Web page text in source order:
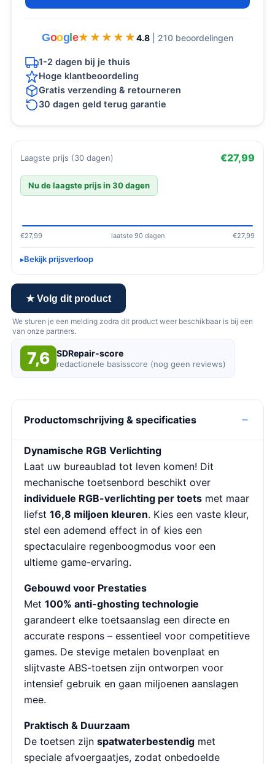
Goog e★★★★★
★★★★★ 4.8 | 210 beoordelingen
1-2 dagen bij je thuis
Hoge klantbeoordeling
Gratis verzending & retourneren
30 dagen geld terug garantie
Laagste prijs (30 dagen) €27,99
Nu de laagste prijs in 30 dagen
€27,99 laatste 90 dagen €27,99
Bekijk prijsverloop
★ Volg dit product
We sturen je een melding zodra dit product weer beschikbaar is bij een
van onze partners.
7,6 SDRepair-score
redactionele basisscore (nog geen reviews)
Productomschrijving & specificaties
Dynamische RGB Verlichting
Laat uw bureaublad tot leven komen! Dit
mechanische toetsenbord beschikt over
individuele RGB-verlichting per toets met maar
liefst 16,8 miljoen kleuren. Kies een vaste kleur,
stel een ademend effect in of kies een
spectaculaire regenboogmodus voor een
ultieme game-ervaring.
Gebouwd voor Prestaties
Met 100% anti-ghosting technologie
garandeert elke toetsaanslag een directe en
accurate respons – essentieel voor competitieve
games. De stevige metalen bovenplaat en
slijtvaste ABS-toetsen zijn ontworpen voor
intensief gebruik en gaan miljoenen aanslagen
mee.
Praktisch & Duurzaam
De toetsen zijn spatwaterbestendig met
speciale afvoergaatjes, zodat onbedoelde